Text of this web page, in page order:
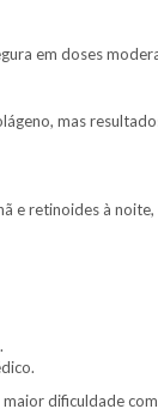
em doses
mas
e retinoides à
dificuldade